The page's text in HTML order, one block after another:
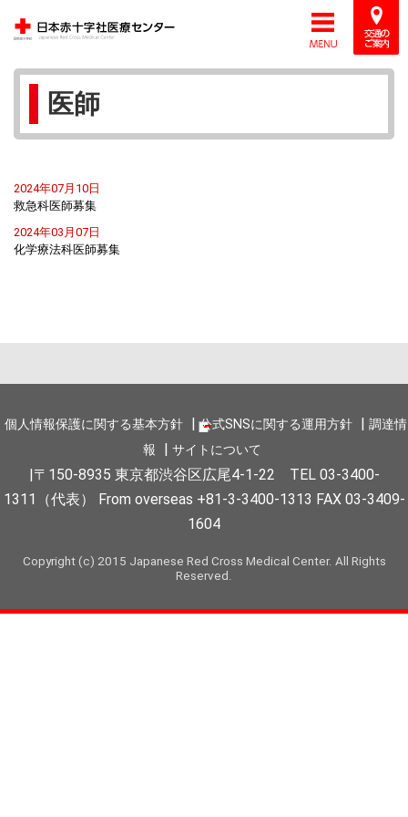
医師
2024年07月10日
救急科医師募集
2024年03月07日
化学療法科医師募集
個人情報保護に関する基本方針 公式SNSに関する運用方針
調達情
報
サイトについて
〒150-8935 東京都渋谷区広尾4-1-22 TEL 03-3400-
1311（代表） From overseas +81-3-3400-1313 FAX 03-3409-
1604
Copyright (c) 2015 Japanese Red Cross Medical Center. All Rights
Reserved.